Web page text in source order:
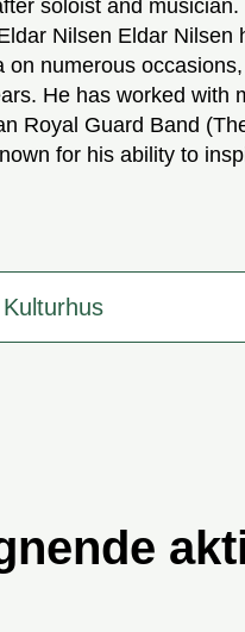
soloist and
Nilsen Eldar Nilsen
on numerous
He has worked with
Royal Guard Band
for his ability to